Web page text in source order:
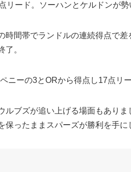
リード。ソーハンとケルドンが勢
時間帯でランドルの連続得点で
了。
ニーの3とORから得点し17点リ
ルブズが追い上げる場面もあり
保ったままスパーズが勝利を手に